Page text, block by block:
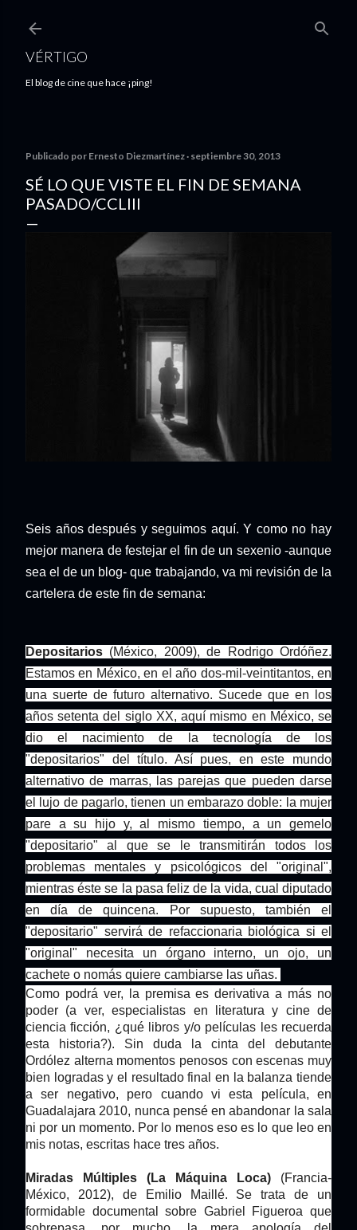
VÉRTIGO
El blog de cine que hace ¡ping!
Publicado por Ernesto Diezmartínez septiembre 30, 2013
SÉ LO QUE VISTE EL FIN DE SEMANA
PASADO/CCLIII
Seis años después y seguimos aquí. Y como no hay
mejor manera de festejar el fin de un sexenio -aunque
sea el de un blog- que trabajando, va mi revisión de la
cartelera de este fin de semana:
Depositarios (México, 2009), de Rodrigo Ordóñez.
Estamos en México, en el año dos-mil-veintitantos, en
una suerte de futuro alternativo. Sucede que en los
años setenta del siglo XX, aquí mismo en México, se
dio el nacimiento de la tecnología de los
"depositarios" del título. Así pues, en este mundo
alternativo de marras, las parejas que pueden darse
el lujo de pagarlo, tienen un embarazo doble: la mujer
pare a su hijo y, al mismo tiempo, a un gemelo
"depositario" al que se le transmitirán todos los
problemas mentales y psicológicos del "original",
mientras éste se la pasa feliz de la vida, cual diputado
en día de quincena. Por supuesto, también el
"depositario" servirá de refaccionaria biológica si el
"original" necesita un órgano interno, un ojo, un
cachete o nomás quiere cambiarse las uñas.
Como podrá ver, la premisa es derivativa a más no
poder (a ver, especialistas en literatura y cine de
ciencia ficción, ¿qué libros y/o películas les recuerda
esta historia?). Sin duda la cinta del debutante
Ordólez alterna momentos penosos con escenas muy
bien logradas y el resultado final en la balanza tiende
a ser negativo, pero cuando vi esta película, en
Guadalajara 2010, nunca pensé en abandonar la sala
ni por un momento. Por lo menos eso es lo que leo en
mis notas, escritas hace tres años.
Miradas Múltiples (La Máquina Loca) (Francia-
México, 2012), de Emilio Maillé. Se trata de un
formidable documental sobre Gabriel Figueroa que